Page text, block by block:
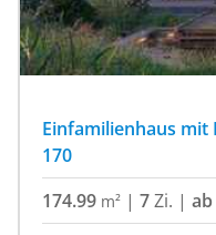
Einfamilienhaus mit
170
174.99 m² | 7Zi. | ab